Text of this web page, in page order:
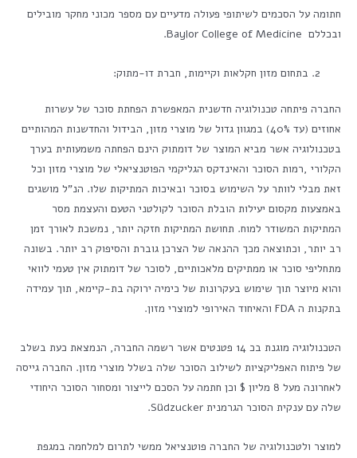
חתומה על הסכמים לשיתופי פעולה מדעיים עם מספר מכוני מחקר מובילים
ובכללם Baylor College of Medicine.
בתחום מזון חקלאות וקיימות, חברת דו-מתוק:
החברה פיתחה טכנולוגיה חדשנית המאפשרת הפחתת סוכר של עשרות
אחוזים (עד 40%) במגוון גדול של מוצרי מזון, הבידול והחדשנות המהותיים
בטכנולוגיה אשר מביא המוצר של דומתוק הינם הפחתה משמעותית בערך
הקלורי ,רמות הסוכר והאינדקס הגליקמי הפוטנציאלי של מוצרי מזון וכל
זאת מבלי לוותר על השימוש בסוכר ובאיכות המתיקות שלו. הנ"ל מושגים
באמצעות מקסום יעילות הובלת הסוכר לקולטני הטעם והעצמת מסר
המתיקות המשודר למוח. תחושת המתיקות חזקה יותר, נמשכת לאורך זמן
רב יותר, וכתוצאה מכך ההנאה של הצרכן גוברת והסיפוק רב יותר. בשונה
מתחליפי סוכר או ממתיקים מלאכותיים, לסוכר של דומתוק אין טעמי לוואי
והוא מיוצר תוך שימוש בעקרונות של כימיה ירוקה בת-קיימא, תוך עמידה
בתקנות ה FDA והאיחוד האירופי למוצרי מזון.
הטכנולוגיה מוגנת בכ 14 פטנטים אשר רשמה החברה, הנמצאת כעת בשלב
של פיתוח האפליקציות לשילוב הסוכר שלה בשלל מוצרי מזון. החברה גייסה
לאחרונה מעל 8 מליון $ וכן חתמה על הסכם לייצור ומסחור הסוכר היחודי
שלה עם ענקית הסוכר הגרמנית Südzucker.
למוצר ולטכנולוגיה של החברה פוטנציאל ממשי לתרום למלחמה במגפת